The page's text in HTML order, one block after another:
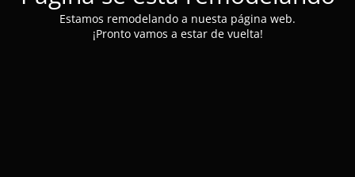
Estamos remodelando a nuesta página web.
¡Pronto vamos a estar de vuelta!